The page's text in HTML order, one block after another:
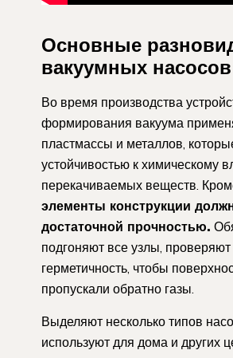
Основные
вакуумных насосов
Во время производства
формирования вакуума
пластмассы и металлов,
устойчивостью к химическому
перекачиваемых веществ.
элементы конструкции
достаточной прочностью.
подгоняют все узлы, проверяют
герметичность, чтобы
пропускали обратно газы.
Выделяют несколько типов
используют для дома и других